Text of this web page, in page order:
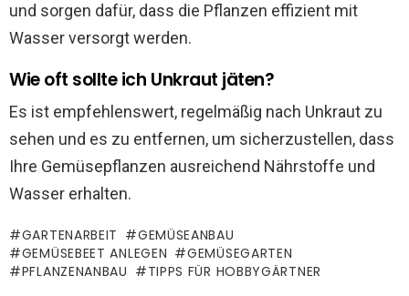
und sorgen dafür, dass die Pflanzen effizient mit
Wasser versorgt werden.
Wie oft sollte ich Unkraut jäten?
Es ist empfehlenswert, regelmäßig nach Unkraut zu
sehen und es zu entfernen, um sicherzustellen, dass
Ihre Gemüsepflanzen ausreichend Nährstoffe und
Wasser erhalten.
GARTENARBEIT
GEMÜSEANBAU
GEMÜSEBEET ANLEGEN
GEMÜSEGARTEN
PFLANZENANBAU
TIPPS FÜR HOBBYGÄRTNER